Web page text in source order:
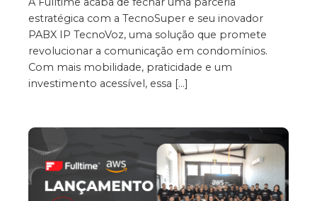
estratégica com a TecnoSuper e seu inovador
PABX IP TecnoVoz, uma solução que promete
revolucionar a comunicação em condomínios.
Com mais mobilidade, praticidade e um
investimento acessível, essa […]